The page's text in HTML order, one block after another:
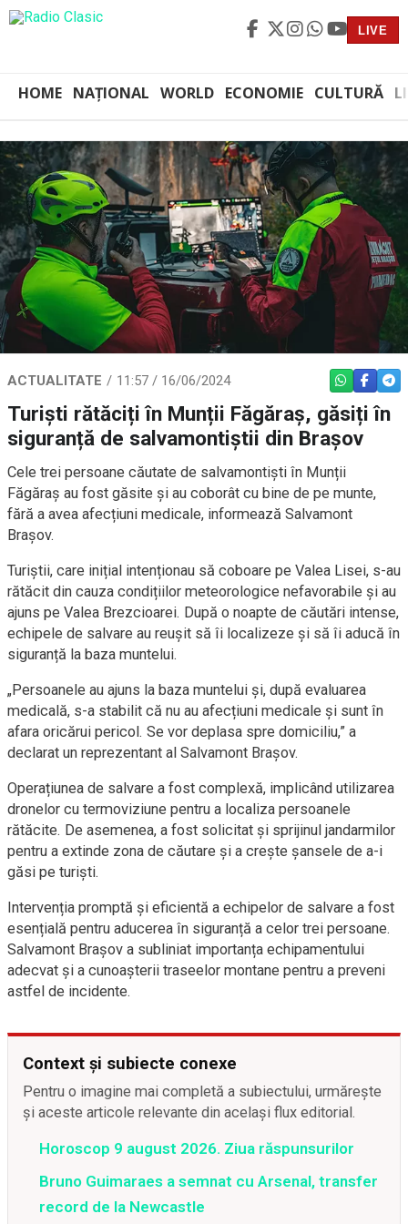
LIVE
HOME NAȚIONAL WORLD ECONOMIE CULTURĂ
ACTUALITATE 11:57 / 16/06/2024 WHATSAPP
Turiști rătăciți în Munții Făgăraș, găsiți în
siguranță de salvamontiștii din Brașov
Cele trei persoane căutate de salvamontiști în Munții
Făgăraș au fost găsite și au coborât cu bine de pe munte,
fără a avea afecțiuni medicale, informează Salvamont
Brașov.
Turiștii, care inițial intenționau să coboare pe Valea Lisei, s-au
rătăcit din cauza condițiilor meteorologice nefavorabile și au
ajuns pe Valea Brezcioarei. După o noapte de căutări intense,
echipele de salvare au reușit să îi localizeze și să îi aducă în
siguranță la baza muntelui.
„Persoanele au ajuns la baza muntelui și, după evaluarea
medicală, s-a stabilit că nu au afecțiuni medicale și sunt în
afara oricărui pericol. Se vor deplasa spre domiciliu,” a
declarat un reprezentant al Salvamont Brașov.
Operațiunea de salvare a fost complexă, implicând utilizarea
dronelor cu termoviziune pentru a localiza persoanele
rătăcite. De asemenea, a fost solicitat și sprijinul jandarmilor
pentru a extinde zona de căutare și a crește șansele de a-i
găsi pe turiști.
Intervenția promptă și eficientă a echipelor de salvare a fost
esențială pentru aducerea în siguranță a celor trei persoane.
Salvamont Brașov a subliniat importanța echipamentului
adecvat și a cunoașterii traseelor montane pentru a preveni
astfel de incidente.
Context și subiecte conexe
Pentru o imagine mai completă a subiectului, urmărește
și aceste articole relevante din același flux editorial.
Horoscop 9 august 2026. Ziua răspunsurilor
Bruno Guimaraes a semnat cu Arsenal, transfer
record de la Newcastle